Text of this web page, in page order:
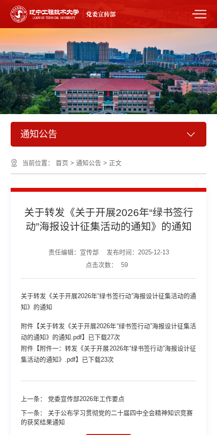
通知公告
当前位置：首页 >通知公告 > 正文
关于转发《关于开展2026年“绿书签行
动”海报设计征集活动的通知》的通知
责任编辑：宣传部
发布时间：2025-12-13
点击次数：
59
关于转发《关于开展2026年“绿书签行动”海报设计征集活动的通
知》的通知
附件【关于转发《关于开展2026年“绿书签行动”海报设计征集活
动的通知》的通知.pdf】已下载27次
附件【 附件一：转发《关于开展2026年“绿书签行动”海报设计征
集活动的通知》.pdf】已下载23次
上一条： 党委宣传部2026年工作要点
下一条： 关于公布学习贯彻党的二十届四中全会精神知识竞赛
的获奖结果通知